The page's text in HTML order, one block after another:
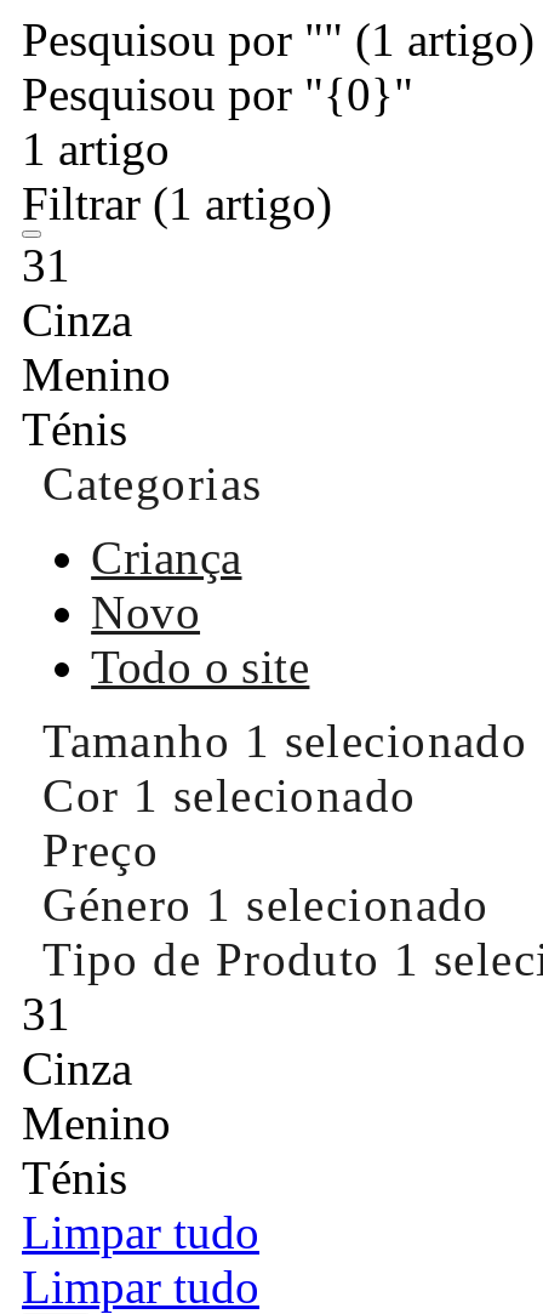
Pesquisou por "" (1 artigo)
Pesquisou por "{0}"
1 artigo
Filtrar (1 artigo)
31
Cinza
Menino
Ténis
Categorias
Criança
Novo
Todo o site
Tamanho 1 selecionado
Cor 1 selecionado
Preço
Género 1 selecionado
Tipo de Produto 1
31
Cinza
Menino
Ténis
Limpar tudo
Limpar tudo